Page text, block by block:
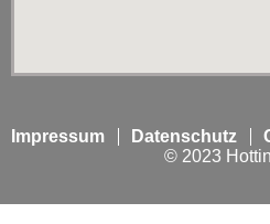
Impressum Datenschutz
© 2023